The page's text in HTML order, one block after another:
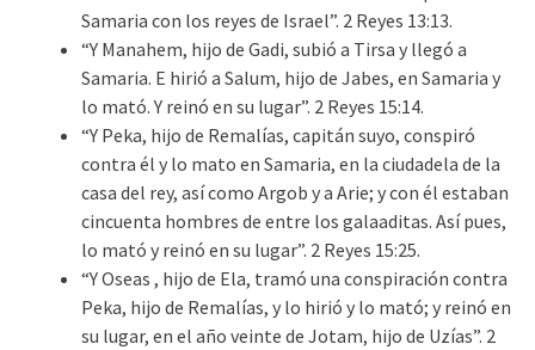
Samaria con los reyes de Israel”. 2 Reyes 13:13.
“Y Manahem, hijo de Gadi, subió a Tirsa y llegó a
Samaria. E hirió a Salum, hijo de Jabes, en Samaria y
lo mató. Y reinó en su lugar”. 2 Reyes 15:14.
“Y Peka, hijo de Remalías, capitán suyo, conspiró
contra él y lo mato en Samaria, en la ciudadela de la
casa del rey, así como Argob y a Arie; y con él estaban
cincuenta hombres de entre los galaaditas. Así pues,
lo mató y reinó en su lugar”. 2 Reyes 15:25.
“Y Oseas , hijo de Ela, tramó una conspiración contra
Peka, hijo de Remalías, y lo hirió y lo mató; y reinó en
su lugar, en el año veinte de Jotam, hijo de Uzías”. 2